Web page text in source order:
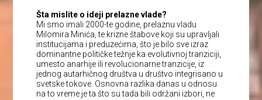
Šta mislite o ideji prelazne vlade?
Mi smo imali 2000-te godine, prelaznu vladu
Milomira Minića, te krizne štabove koji su upravljali
institucijama i preduzećima, što je bilo sve izraz
dominantne političke težnje ka evolutivnoj tranziciji,
umesto anarhije ili revolucionarne tranzicije, iz
jednog autarhičnog društva u društvo integrisano u
svetske tokove. Osnovna razlika danas u odnosu
na to vreme je ta što su tada bili održani izbori, ne